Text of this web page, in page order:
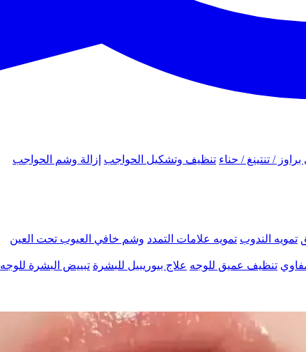
/ تنتينغ / حناء تنظيف وتشكيل الحواجب إزالة وشم الحواجب
تمويه الندوب تمويه علامات التمدد وشم خافي العيوب تحت العين
تنظيف عميق للوجه علاج بيوريبيل للبشرة تبييض البشرة للوجه